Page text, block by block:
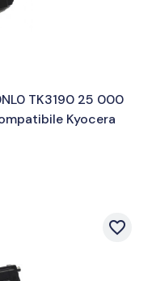
TK3190 25 000
Kyocera
favorite_border